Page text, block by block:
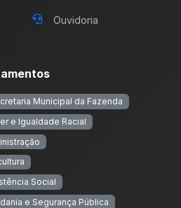
Ouvidoria
Municipal da Fazenda
e Igualdade Racial
Social
e Segurança Pública